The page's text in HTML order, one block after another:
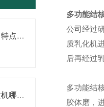
小型超高速均质机的突出特点及应用
高剪切均质机和高压均质机哪个效果好
多功能结
公司经过
质乳化机
后再经过
多功能结
胶体磨，